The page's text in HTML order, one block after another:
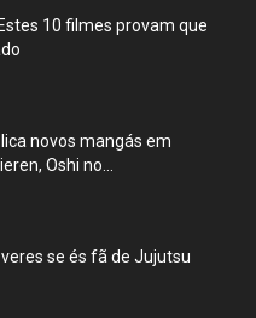
10 filmes provam que
novos mangás em
Oshi no...
se és fã de Jujutsu